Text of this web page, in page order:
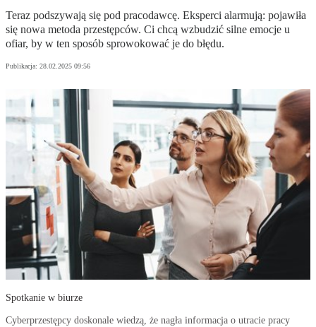
Teraz podszywają się pod pracodawcę. Eksperci alarmują: pojawiła
się nowa metoda przestępców. Ci chcą wzbudzić silne emocje u
ofiar, by w ten sposób sprowokować je do błędu.
Publikacja: 28.02.2025 09:56
Spotkanie w biurze
Cyberprzestępcy doskonale wiedzą, że nagła informacja o utracie pracy